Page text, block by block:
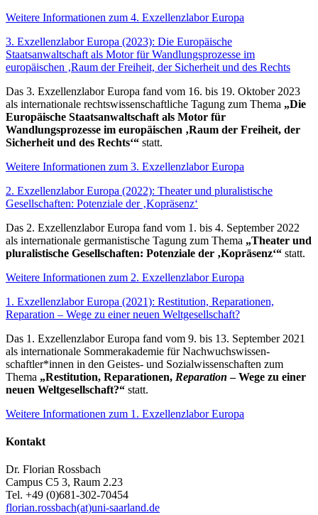
Weitere Informationen zum 4. Exzellenzlabor Europa
3. Exzellenzlabor Europa (2023): Die Europäische
Staatsanwaltschaft als Motor für Wandlungsprozesse im
europäischen ‚Raum der Freiheit, der Sicherheit und des Rechts
Das 3. Exzellenzlabor Europa fand vom 16. bis 19. Oktober 2023
als internationale rechtswissenschaftliche Tagung zum Thema „Die
Europäische Staatsanwaltschaft als Motor für
Wandlungsprozesse im europäischen ‚Raum der Freiheit, der
Sicherheit und des Rechts‘“ statt.
Weitere Informationen zum 3. Exzellenzlabor Europa
2. Exzellenzlabor Europa (2022): Theater und pluralistische
Gesellschaften: Potenziale der ‚Kopräsenz‘
Das 2. Exzellenzlabor Europa fand vom 1. bis 4. September 2022
als internationale germanistische Tagung zum Thema „Theater und
pluralistische Gesellschaften: Potenziale der ‚Kopräsenz‘“ statt.
Weitere Informationen zum 2. Exzellenzlabor Europa
1. Exzellenzlabor Europa (2021): Restitution, Reparationen,
Reparation – Wege zu einer neuen Welt­gesell­schaft?
Das 1. Exzellenzlabor Europa fand vom 9. bis 13. September 2021
als inter­nationale Sommer­akademie für Nachwuchs­wissen­
schaftler*innen in den Geistes- und Sozial­wissen­schaften zum
Thema „Restitution, Reparationen, Reparation – Wege zu einer
neuen Welt­gesell­schaft?“ statt.
Weitere Informationen zum 1. Exzellenzlabor Europa
Kontakt
Dr. Florian Rossbach
Campus C5 3, Raum 2.23
Tel. +49 (0)681-302-70454
florian.rossbach(at)uni-saarland.de